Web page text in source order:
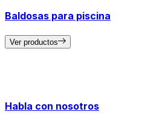
Baldosas para piscina
Ver productos
Habla con nosotros